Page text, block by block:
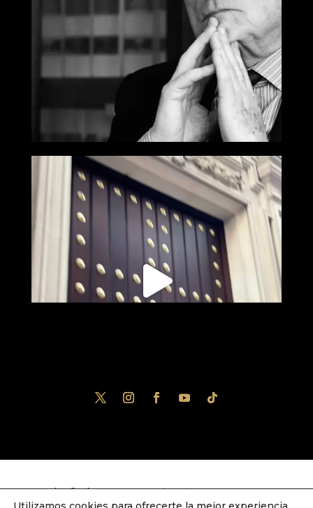
Diseñado poriNova Cloud. Una empresa